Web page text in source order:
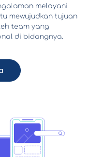
melayani
mewujudkan tujuan
team yang
di bidangnya.